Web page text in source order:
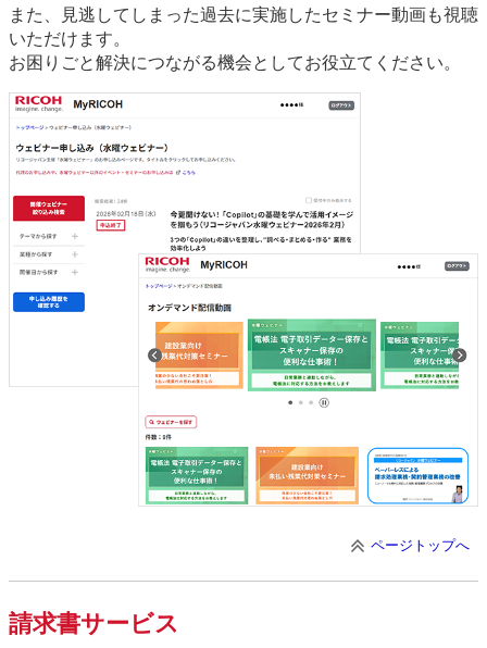
また、見逃してしまった過去に実施したセミナー動画も視聴
いただけます。
お困りごと解決につながる機会としてお役立てください。
ページトップへ
請求書サービス